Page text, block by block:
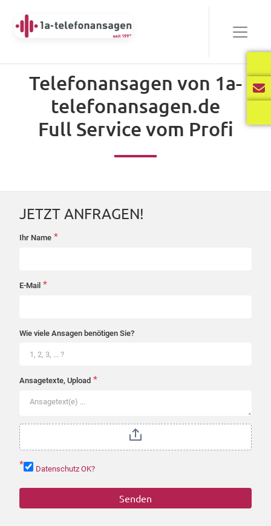
Bewährt
Player
00:00
Player
Telefonansagen von 1a-
telefonansagen.de
Full Service vom Profi
JETZT ANFRAGEN!
startseite-
Ihr Name *
E-Mail *
Wie viele Ansagen benötigen Sie?
Ansagetexte, Upload *
* Datenschutz OK?
Senden